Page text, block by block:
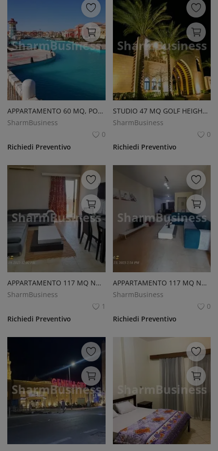
APPARTAMENTO 60 MQ, PORTO SHARM
SharmBusiness
0
Richiedi Preventivo
STUDIO 47 MQ GOLF HEIGHTS NABQ
SharmBusiness
0
Richiedi Preventivo
APPARTAMENTO 117 MQ NABQ
SharmBusiness
1
Richiedi Preventivo
APPARTAMENTO 117 MQ NABQ
SharmBusiness
0
Richiedi Preventivo